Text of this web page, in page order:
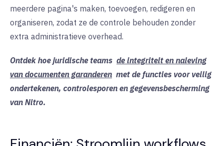
meerdere pagina's maken, toevoegen, redigeren en
organiseren, zodat ze de controle behouden zonder
extra administratieve overhead.
Ontdek hoe juridische teams de integriteit en naleving
van documenten garanderen met de functies voor veilig
ondertekenen, controlesporen en gegevensbescherming
van Nitro.